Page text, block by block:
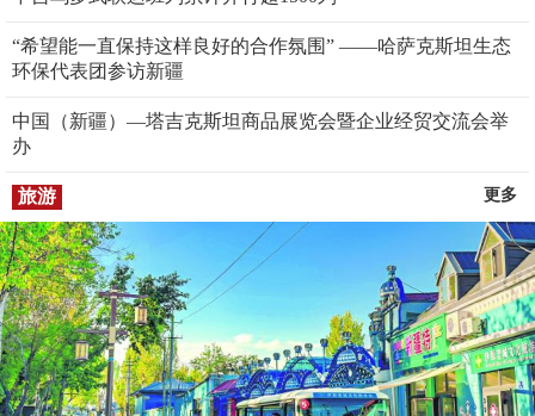
“希望能一直保持这样良好的合作氛围” ——哈萨克斯坦生态
环保代表团参访新疆
中国（新疆）—塔吉克斯坦商品展览会暨企业经贸交流会举
办
旅游 更多